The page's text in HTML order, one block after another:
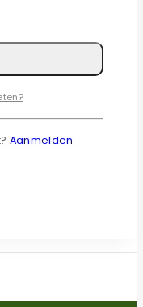
Aanmelden